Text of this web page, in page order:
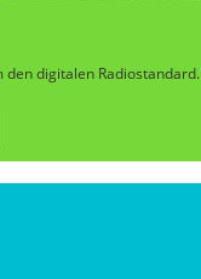
den digitalen Radiostandard.